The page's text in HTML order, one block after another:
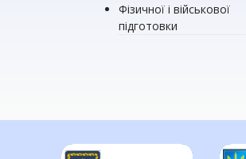
Фізичної і військової
підготовки